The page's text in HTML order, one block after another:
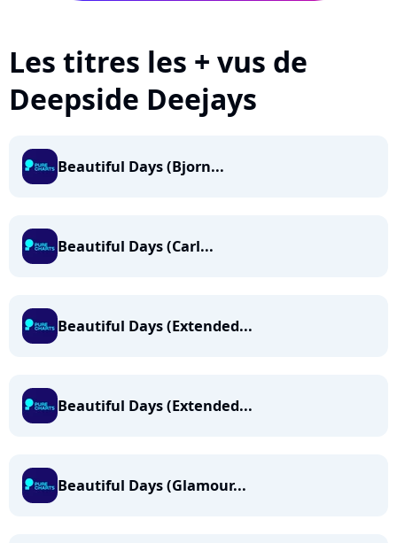
Les titres les + vus de
Deepside Deejays
Beautiful Days (Bjorn...
Beautiful Days (Carl...
Beautiful Days (Extended...
Beautiful Days (Extended...
Beautiful Days (Glamour...